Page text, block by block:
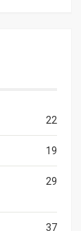
22
19
29
37